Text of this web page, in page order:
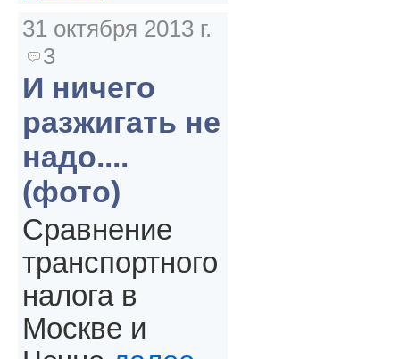
31 октября 2013 г.
3
И ничего
разжигать не
надо....
(фото)
Сравнение
транспортного
налога в
Москве и